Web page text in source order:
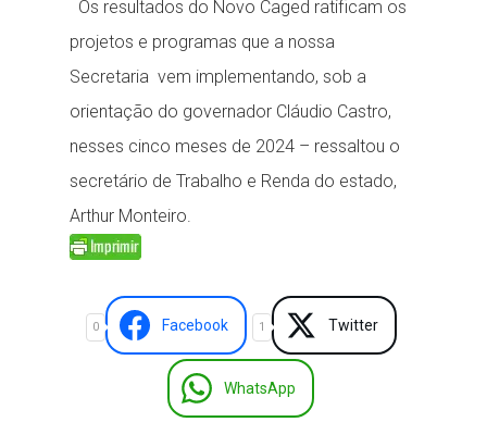
Os resultados do Novo Caged ratificam os
projetos e programas que a nossa
Secretaria vem implementando, sob a
orientação do governador Cláudio Castro,
nesses cinco meses de 2024 – ressaltou o
secretário de Trabalho e Renda do estado,
Arthur Monteiro.
0 Facebook 1 Twitter
WhatsApp